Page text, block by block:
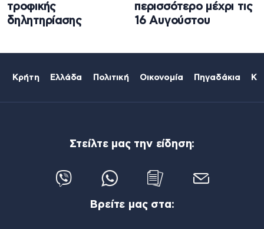
τροφικής
δηλητηρίασης
περισσότερο μέχρι τις
16 Αυγούστου
Κρήτη Ελλάδα Πολιτική Οικονομία Πηγαδάκια
Στείλτε μας την είδηση:
Βρείτε μας στα: